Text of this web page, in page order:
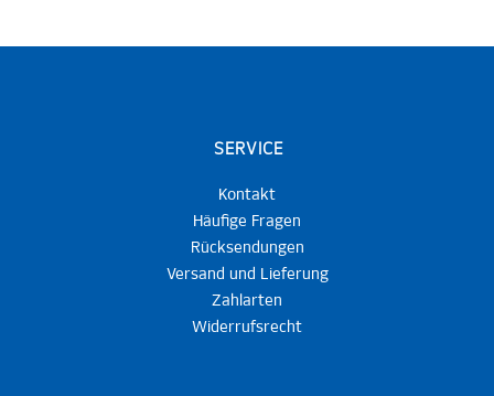
SERVICE
Kontakt
Häufige Fragen
Rücksendungen
Versand und Lieferung
Zahlarten
Widerrufsrecht